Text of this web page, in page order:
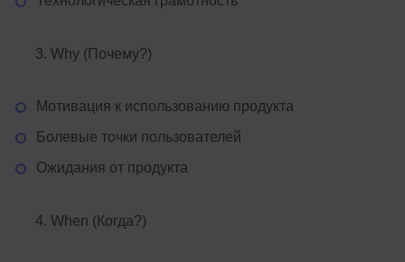
Why (Почему?)
Мотивация к использованию продукта
Болевые точки пользователей
Ожидания от продукта
When (Когда?)